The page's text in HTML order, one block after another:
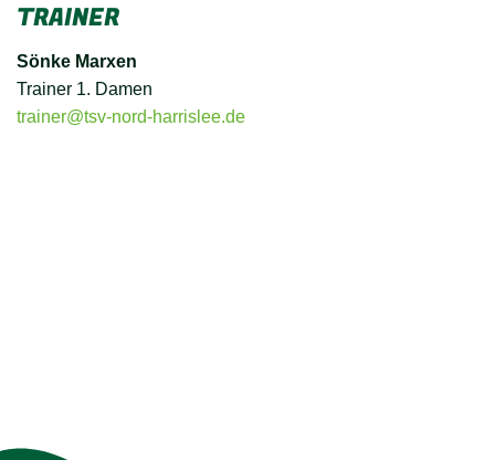
TRAINER
Sönke Marxen
Trainer 1. Damen
trainer@tsv-nord-harrislee.de